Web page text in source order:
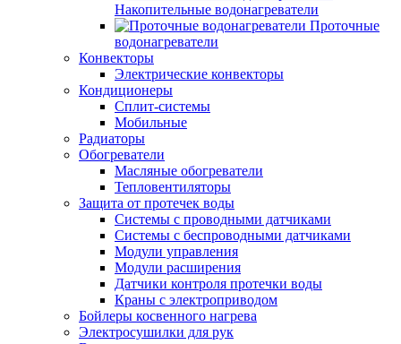
Накопительные водонагреватели
Проточные
водонагреватели
Конвекторы
Электрические конвекторы
Кондиционеры
Сплит-системы
Мобильные
Радиаторы
Обогреватели
Масляные обогреватели
Тепловентиляторы
Защита от протечек воды
Системы с проводными датчиками
Системы с беспроводными датчиками
Модули управления
Модули расширения
Датчики контроля протечки воды
Краны с электроприводом
Бойлеры косвенного нагрева
Электросушилки для рук